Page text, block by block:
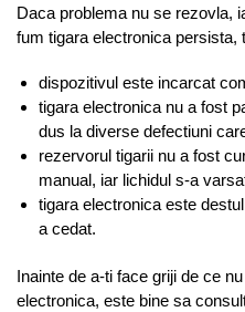
Daca problema nu se rezovla,
fum tigara electronica persista,
dispozitivul este incarcat
tigara electronica nu a fost
dus la diverse defectiuni
rezervorul tigarii nu a fost
manual, iar lichidul s-a
tigara electronica este
a cedat.
Inainte de a-ti face griji de ce
electronica, este bine sa